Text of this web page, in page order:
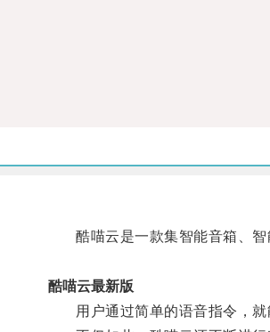
酷喵云是一款集智能音箱、智
酷喵云最新版
用户通过简单的语音指令，就